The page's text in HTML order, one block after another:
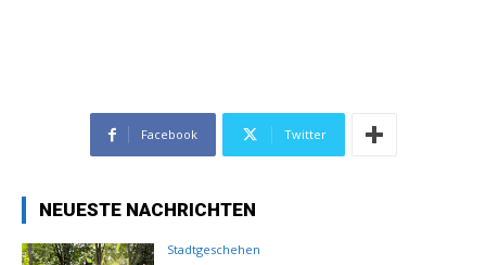
Facebook Twitter
NEUESTE NACHRICHTEN
Stadtgeschehen